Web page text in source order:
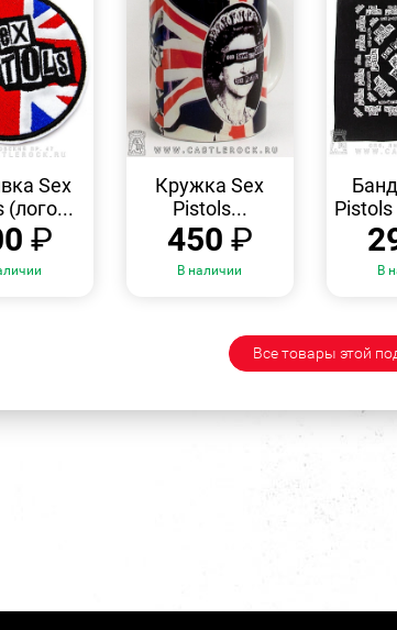
ПРОСМОТР
Sex
(лого...
₽
ПРОСМОТР
Кружка Sex
Pistols...
450 ₽
В наличии
Pistols
В
Все товары этой